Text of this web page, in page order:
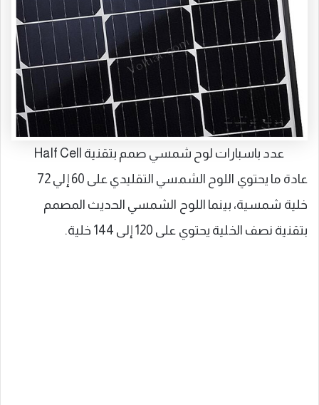
عدد باسبارات لوح شمسي صمم بتقنية Half Cell
عادة ما يحتوي اللوح الشمسي التقليدي على 60 إلي 72
خلية شمسية، بينما اللوح الشمسي الحديث المصمم
بتقنية نصف الخلية يحتوي على 120 إلى 144 خلية.